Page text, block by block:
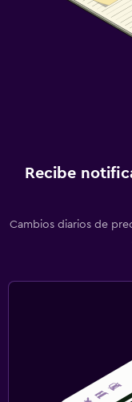
Recibe
Cambios diarios de